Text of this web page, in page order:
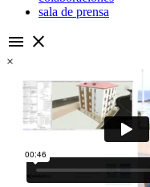
sala de prensa
menu close
×